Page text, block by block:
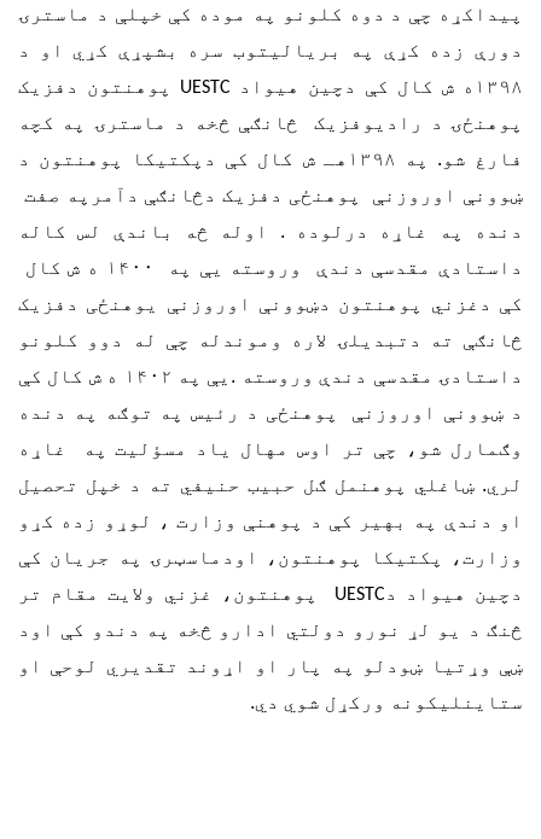
پیداکړه چې د دوه کلونو په موده کې خپلې د ماسترۍ
دورې زده کړې په بریالیتوب سره بشپړې کړي او د
۱۳۹۸ه ش کال کې دچین هیواد
UESTC پوهنتون دفزیک
پوهنځۍ د رادیوفزیک څانګې څخه د ماسترۍ په کچه
فارغ شو. په ۱۳۹۸هـ ش کال کې دپکتیکا پوهنتون د
ښوونې اوروزنې پوهنځی دفزیک دڅانګې دآمرپه صفت
دنده په غاړه درلوده . اوله څه باندې لس کاله
داستادې مقدسې دندې وروسته یې په ۱۴۰۰ ه ش کال
کې دغزني پوهنتون دښوونې اوروزنې يوهنځی دفزیک
څانګې ته دتبدیلۍ لاره وموندله چې له دوو کلونو
داستادۍ مقدسې دندې وروسته .یې په ۱۴۰۲ ه ش کال کې
د ښوونې اوروزنې پوهنځی د رئيس په توګه په دنده
وګمارل شو، چې تر اوس مهال یاد مسؤلیت په غاړه
لري. ښاغلي پوهنمل ګل حبیب حنیفي ته د خپل تحصیل
او دندې په بهیر کې د پوهنې وزارت ، لوړو زده کړو
وزارت، پکتیکا پوهنتون، اودماسټرۍ په جریان کې
دچین هیواد د UESTC
پوهنتون، غزني ولایت مقام تر
څنګ د یو لړ نورو دولتي ادارو څخه په دندو کې اود
ښې وړتیا ښودلو په پار او اړوند تقدیري لوحې او
ستاینلیکونه ورکړل شوي دي.